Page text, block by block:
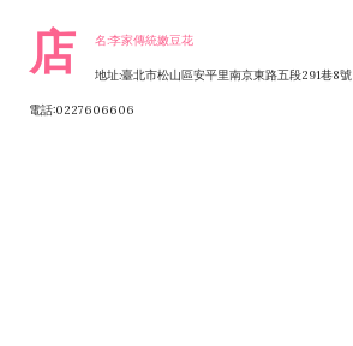
店 名:李家傳統嫩豆花
地址:臺北市松山區安平里南京東路五段291巷8號
電話:0227606606